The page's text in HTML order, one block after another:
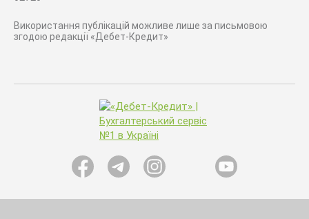
Використання публікацій можливе лише за письмовою
згодою редакції «Дебет-Кредит»